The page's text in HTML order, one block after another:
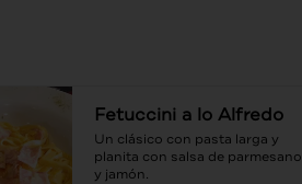
Fetuccini a lo Alfredo
Un clásico con pasta larga y
planita con salsa de parmesano
y jamón.